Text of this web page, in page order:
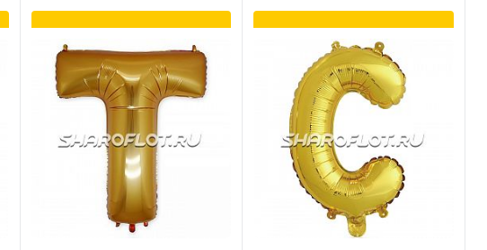
Купить в 1 клик
В избранное
В корзину
Купить в 1 клик
В избранное
В наличии